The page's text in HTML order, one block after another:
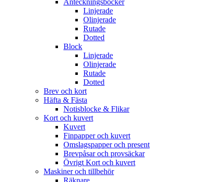
Anteckningsböcker
Linjerade
Olinjerade
Rutade
Dotted
Block
Linjerade
Olinjerade
Rutade
Dotted
Brev och kort
Häfta & Fästa
Notisblocke & Flikar
Kort och kuvert
Kuvert
Finpapper och kuvert
Omslagspapper och present
Brevpåsar och provsäckar
Övrigt Kort och kuvert
Maskiner och tillbehör
Räknare